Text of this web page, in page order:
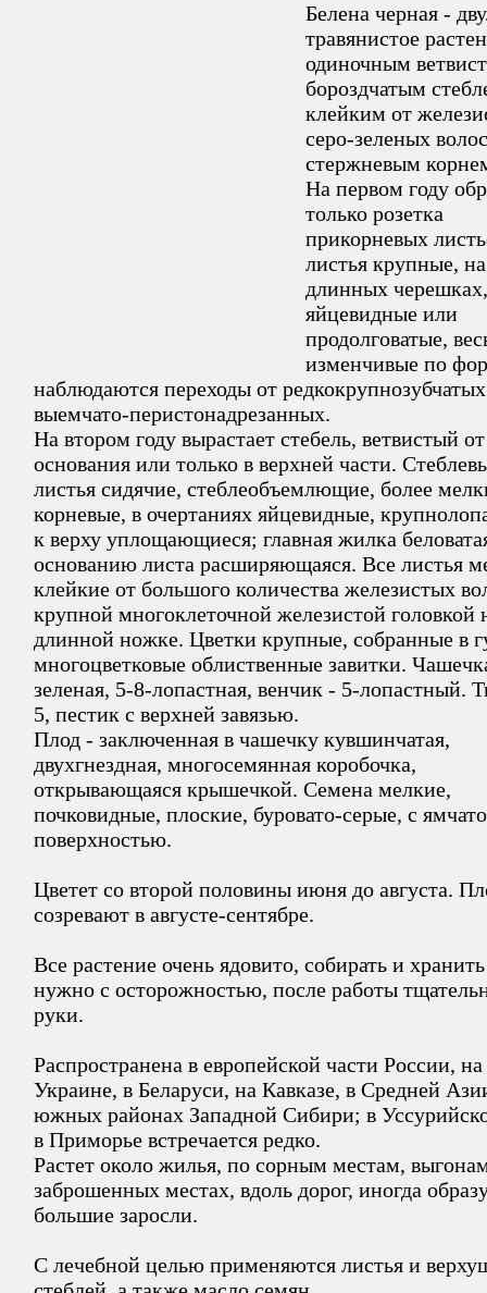
Белена черная -
травянистое
одиночным
бороздчатым
клейким от
серо-зеленых
стержневым
На первом году
только розетка
прикорневых
листья крупные, на
длинных черешках,
яйцевидные или
продолговатые,
изменчивые по
наблюдаются переходы от
выемчато-перистонадрезанных.
На втором году вырастает стебель, ветвистый от
основания или только в верхней части.
листья сидячие, стеблеобъемлющие, более
корневые, в очертаниях яйцевидные,
к верху уплощающиеся; главная жилка
основанию листа расширяющаяся. Все листья
клейкие от большого количества железистых
крупной многоклеточной железистой головкой
длинной ножке. Цветки крупные, собранные в
многоцветковые облиственные завитки.
зеленая, 5-8-лопастная, венчик - 5-лопастный.
5, пестик с верхней завязью.
Плод - заключенная в чашечку кувшинчатая,
двухгнездная, многосемянная коробочка,
открывающаяся крышечкой. Семена мелкие,
почковидные, плоские, буровато-серые, с
поверхностью.
Цветет со второй половины июня до августа.
созревают в августе-сентябре.
Все растение очень ядовито, собирать и
нужно с осторожностью, после работы
руки.
Распространена в европейской части России, на
Украине, в Беларуси, на Кавказе, в Средней
южных районах Западной Сибири; в
в Приморье встречается редко.
Растет около жилья, по сорным местам,
заброшенных местах, вдоль дорог, иногда
большие заросли.
С лечебной целью применяются листья и